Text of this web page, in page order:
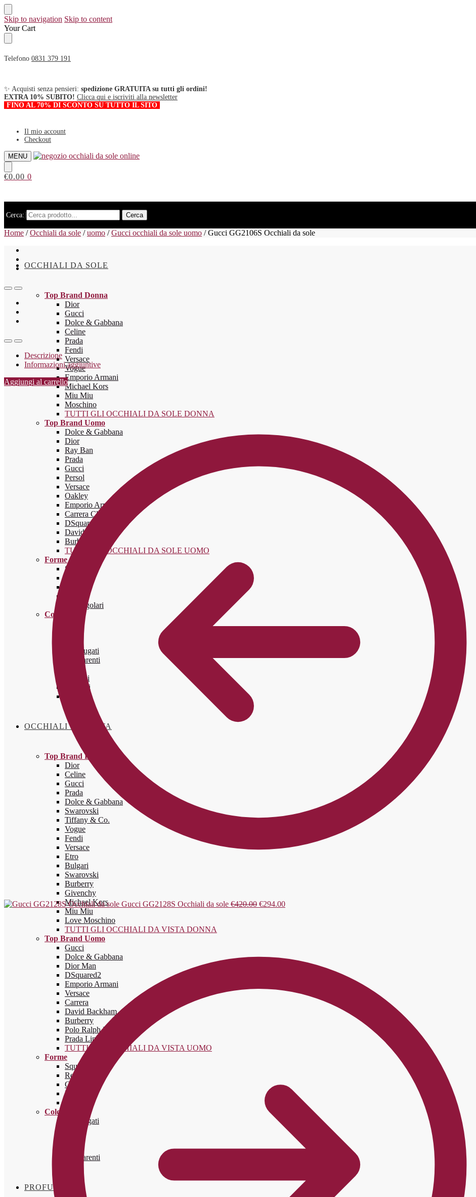
Skip to navigation Skip to content
Your Cart
Telefono 0831 379 191
✨ Acquisti senza pensieri: spedizione GRATUITA su tutti gli ordini!
EXTRA 10% SUBITO! Clicca qui e iscriviti alla newsletter
FINO AL 70% DI SCONTO SU TUTTO IL SITO
Il mio account
Checkout
MENU
€0.00 0
HOME
OCCHIALI DA SOLE
Top Brand Donna
Dior
Gucci
Dolce & Gabbana
Celine
Prada
Fendi
Versace
Vogue
Emporio Armani
Michael Kors
Miu Miu
Moschino
TUTTI GLI OCCHIALI DA SOLE DONNA
Top Brand Uomo
Dolce & Gabbana
Dior
Ray Ban
Prada
Gucci
Persol
Versace
Oakley
Emporio Armani
Carrera Classico
DSquared2
David Beckham
Burberry
TUTTI GLI OCCHIALI DA SOLE UOMO
Forme
Rettangolari
Colori
Tartarugati
Trasparenti
Bianchi
Marroni
OCCHIALI DA VISTA
Top Brand Donna
Dior
Celine
Gucci
Prada
Dolce & Gabbana
Swarovski
Tiffany & Co.
Vogue
Fendi
Versace
Etro
Bulgari
Swarovski
Burberry
Givenchy
Michael Kors
Miu Miu
Love Moschino
TUTTI GLI OCCHIALI DA VISTA DONNA
Top Brand Uomo
Gucci
Dolce & Gabbana
Dior Man
DSquared2
Emporio Armani
Versace
Carrera
David Backham
Burberry
Polo Ralph Lauren
Prada Linea Rossa
TUTTI GLI OCCHIALI DA VISTA UOMO
Forme
Squadrati
Rettangolari
Colori
Tartarugati
Trasparenti
PROFUMI
Cerca: Cerca
Home /Occhiali da sole /uomo /Gucci occhiali da sole uomo /Gucci GG2106S Occhiali da sole
Descrizione
Informazioni aggiuntive
Aggiungi al carrello
Gucci GG2128S Occhiali da sole €420.00 €294.00